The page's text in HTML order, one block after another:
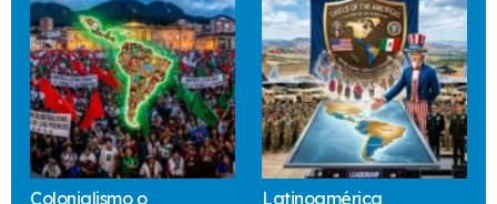
Colonialismo o
Latinoamérica